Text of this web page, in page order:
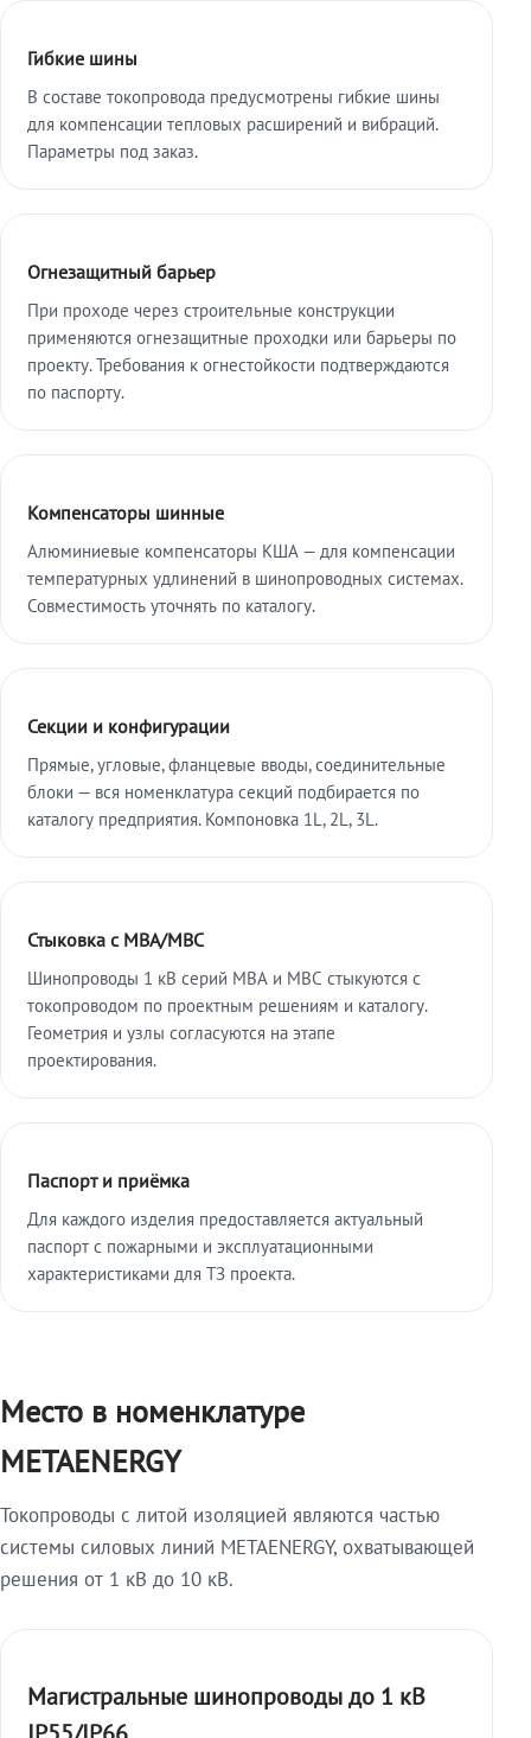
Гибкие шины
В составе токопровода предусмотрены гибкие шины
для компенсации тепловых расширений и вибраций.
Параметры под заказ.
Огнезащитный барьер
При проходе через строительные конструкции
применяются огнезащитные проходки или барьеры по
проекту. Требования к огнестойкости подтверждаются
по паспорту.
Компенсаторы шинные
Алюминиевые компенсаторы КША — для компенсации
температурных удлинений в шинопроводных системах.
Совместимость уточнять по каталогу.
Секции и конфигурации
Прямые, угловые, фланцевые вводы, соединительные
блоки — вся номенклатура секций подбирается по
каталогу предприятия. Компоновка 1L, 2L, 3L.
Стыковка с МВА/МВС
Шинопроводы 1 кВ серий МВА и МВС стыкуются с
токопроводом по проектным решениям и каталогу.
Геометрия и узлы согласуются на этапе
проектирования.
Паспорт и приёмка
Для каждого изделия предоставляется актуальный
паспорт с пожарными и эксплуатационными
характеристиками для ТЗ проекта.
Место в номенклатуре
METAENERGY
Токопроводы с литой изоляцией являются частью
системы силовых линий METAENERGY, охватывающей
решения от 1 кВ до 10 кВ.
Магистральные шинопроводы до 1 кВ